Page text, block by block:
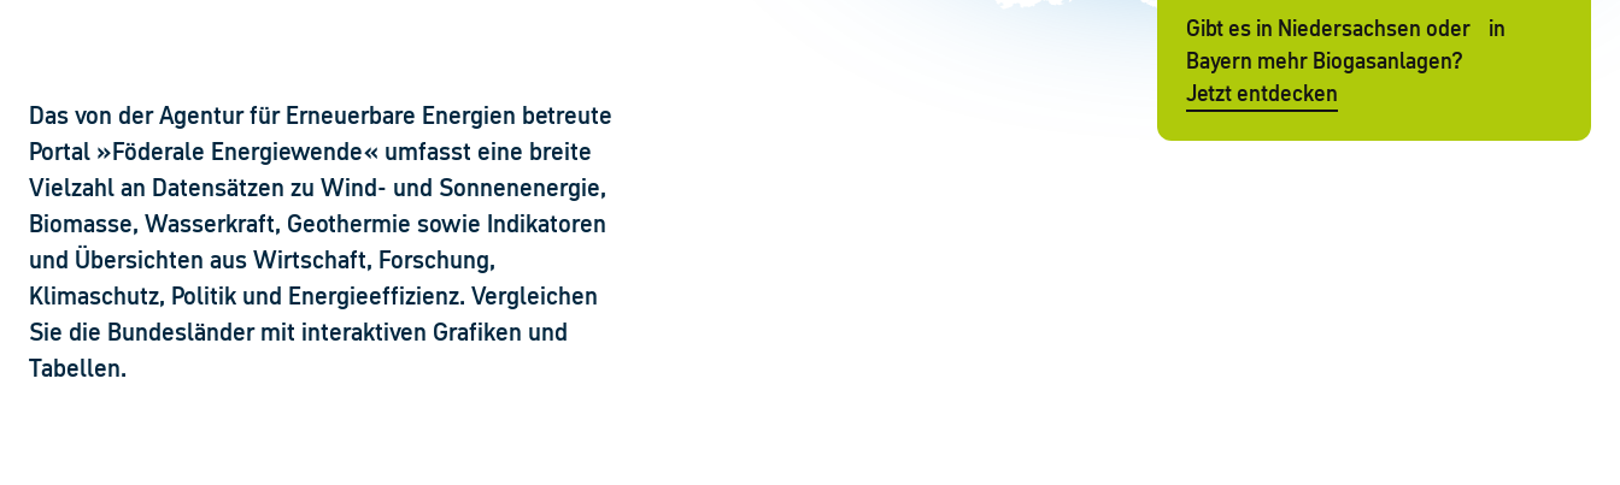
Gibt es in Niedersachsen oder in
Bayern mehr Biogasanlagen?
Jetzt entdecken
Das von der Agentur für Erneuerbare Energien betreute
Portal »Föderale Energiewende« umfasst eine breite
Vielzahl an Datensätzen zu Wind- und Sonnenenergie,
Biomasse, Wasserkraft, Geothermie sowie Indikatoren
und Übersichten aus Wirtschaft, Forschung,
Klimaschutz, Politik und Energieeffizienz. Vergleichen
Sie die Bundesländer mit interaktiven Grafiken und
Tabellen.